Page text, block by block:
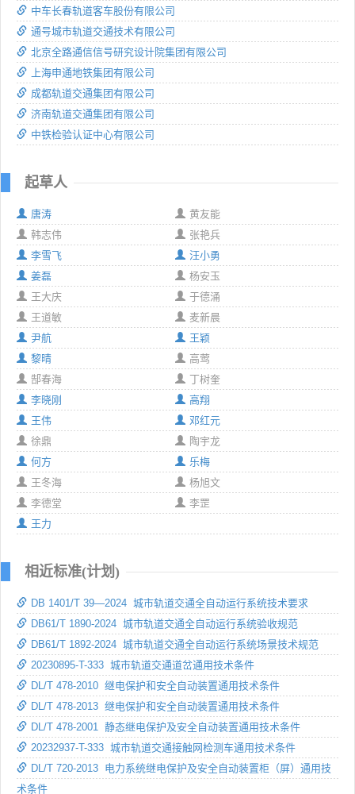
中车长春轨道客车股份有限公司
通号城市轨道交通技术有限公司
北京全路通信信号研究设计院集团有限公司
上海申通地铁集团有限公司
成都轨道交通集团有限公司
济南轨道交通集团有限公司
中铁检验认证中心有限公司
起草人
唐涛
黄友能
韩志伟
张艳兵
李雪飞
汪小勇
姜磊
杨安玉
王大庆
于德涌
王道敏
麦新晨
尹航
王颖
黎晴
高莺
郜春海
丁树奎
李晓刚
高翔
王伟
邓红元
徐鼎
陶宇龙
何方
乐梅
王冬海
杨旭文
李德堂
李罡
王力
相近标准(计划)
DB 1401/T 39—2024 城市轨道交通全自动运行系统技术要求
DB61/T 1890-2024 城市轨道交通全自动运行系统验收规范
DB61/T 1892-2024 城市轨道交通全自动运行系统场景技术规范
20230895-T-333 城市轨道交通道岔通用技术条件
DL/T 478-2010 继电保护和安全自动装置通用技术条件
DL/T 478-2013 继电保护和安全自动装置通用技术条件
DL/T 478-2001 静态继电保护及安全自动装置通用技术条件
20232937-T-333 城市轨道交通接触网检测车通用技术条件
DL/T 720-2013 电力系统继电保护及安全自动装置柜（屏）通用技
术条件